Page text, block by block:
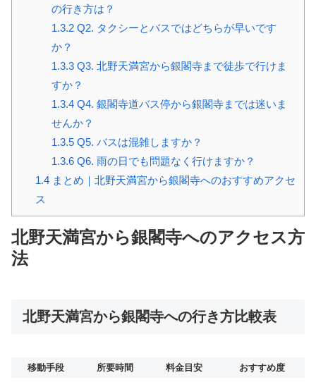
の行き方は？
1.3.2Q2. タクシーとバスではどちらが早いです
か？
1.3.3Q3. 北野天満宮から銀閣寺まで徒歩で行けま
すか？
1.3.4Q4. 銀閣寺道バス停から銀閣寺までは迷いま
せんか？
1.3.5Q5. バスは混雑しますか？
1.3.6Q6. 雨の日でも問題なく行けますか？
1.4まとめ｜北野天満宮から銀閣寺へのおすすめアクセ
ス
北野天満宮から銀閣寺へのアクセス方
法
北野天満宮から銀閣寺への行き方比較表
移動手段 所要時間 料金目安 おすすめ度